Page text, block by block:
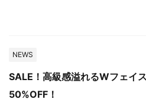
NEWS
SALE！高級感溢れるWフェイ
50%OFF！